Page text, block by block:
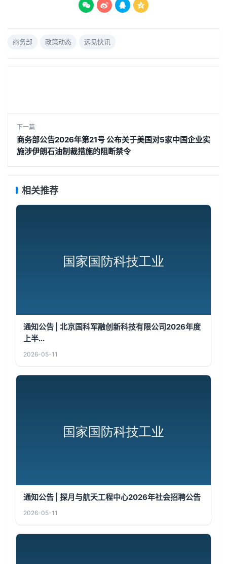
   
商务部 政策动态 远见快讯
下一篇
商务部公告2026年第21号 公布关于美国对5家中国企业实
施涉伊朗石油制裁措施的阻断禁令
相关推荐
通知公告 | 北京国科军融创新科技有限公司2026年度
上半...
2026-05-11
通知公告 | 探月与航天工程中心2026年社会招聘公告
2026-05-11